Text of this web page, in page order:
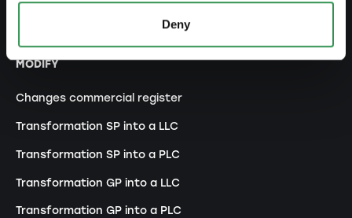
Deny
MODIFY
Changes commercial register
Transformation SP into a LLC
Transformation SP into a PLC
Transformation GP into a LLC
Transformation GP into a PLC